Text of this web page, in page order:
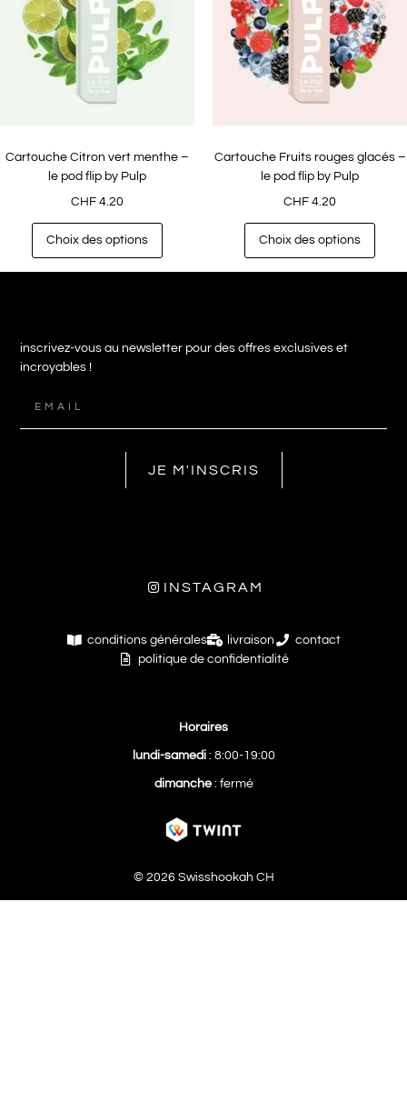
Cartouche Citron vert menthe –
le pod flip by Pulp
CHF 4.20
Choix des options
Cartouche Fruits rouges glacés –
le pod flip by Pulp
CHF 4.20
Choix des options
inscrivez-vous au newsletter pour des offres exclusives et
incroyables !
JE M'INSCRIS
INSTAGRAM
conditions générales livraison
contact
politique de confidentialité
Horaires
lundi-samedi: 8:00-19:00
dimanche: fermé
© 2026 Swisshookah CH